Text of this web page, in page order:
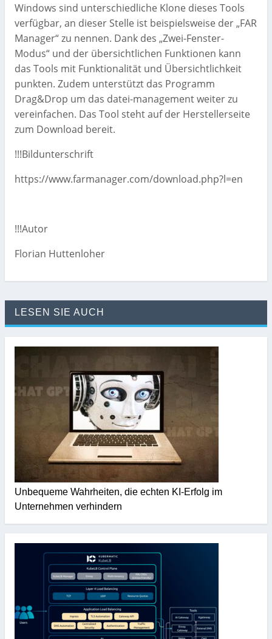
Windows sind unterschiedliche Klone dieses Tools
verfügbar, an dieser Stelle ist beispielsweise der „FAR
Manager“ zu nennen. Dank des „Zwei-Fenster-
Modus“ und der übersichtlichen Funktionen kann
das Tools mit Funktionalität und Übersichtlichkeit
punkten. Zudem unterstützt das Programm
Drag&Drop um das datei-management weiter zu
vereinfachen. Das Tool steht auf der Herstellerseite
zum Download bereit.
!!!Bildunterschrift
https://www.farmanager.com/download.php?l=en
!!!Autor
Florian Huttenloher
LESEN SIE AUCH
Unbequeme Wahrheiten, die echten KI-Erfolg im
Unternehmen verhindern